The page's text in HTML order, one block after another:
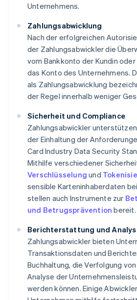
Unternehmens.
Zahlungsabwicklung
Nach der erfolgreichen
der Zahlungsabwickler die
vom Bankkonto der Kundin
das Konto des Unternehmens.
als Zahlungsabwicklung
der Regel innerhalb weniger
Sicherheit und Compliance
Zahlungsabwickler
der Einhaltung der
Card Industry Data Security
Mithilfe verschiedener
Verschlüsselung und
sensible Karteninhaberdaten
stellen auch Instrumente zur
und Betrugsprävention bereit.
Berichterstattung und
Zahlungsabwickler bieten
Transaktionsdaten und
Buchhaltung, die Verfolgung
Analyse der
werden können. Einige